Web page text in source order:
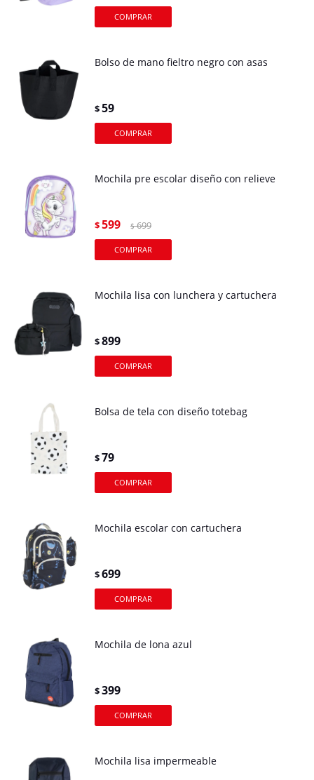
Bolso de mano fieltro negro con asas
$59
Mochila pre escolar diseño con relieve
$599 $ 699
Mochila lisa con lunchera y cartuchera
$899
Bolsa de tela con diseño totebag
$79
Mochila escolar con cartuchera
$699
Mochila de lona azul
$399
Mochila lisa impermeable